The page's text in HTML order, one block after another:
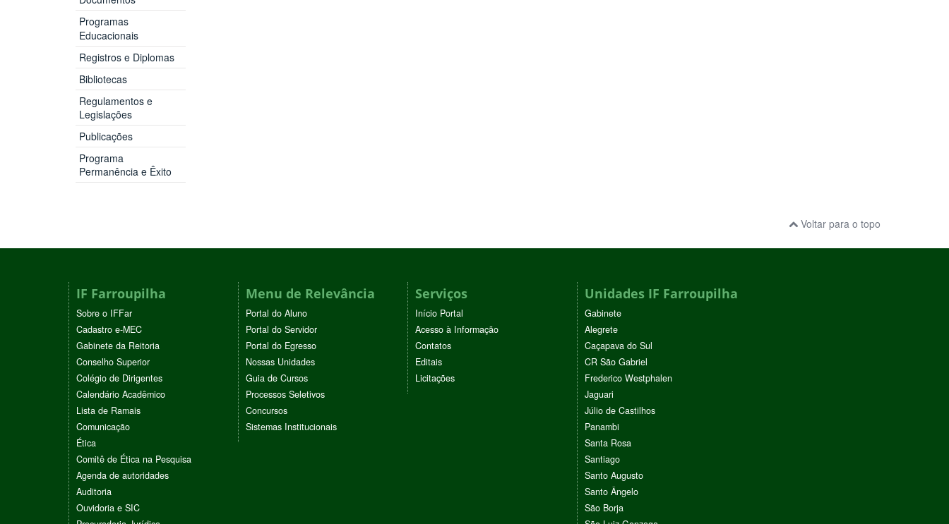
Programas
Educacionais
Registros e Diplomas
Bibliotecas
Regulamentos e
Legislações
Publicações
Programa
Permanência e Êxito
Voltar para o topo
IF Farroupilha
Sobre o IFFar
Cadastro e-MEC
Gabinete da Reitoria
Conselho Superior
Colégio de Dirigentes
Calendário Acadêmico
Lista de Ramais
Comunicação
Ética
Comitê de Ética na Pesquisa
Agenda de autoridades
Auditoria
Ouvidoria e SIC
Menu de Relevância
Portal do Aluno
Portal do Servidor
Portal do Egresso
Nossas Unidades
Guia de Cursos
Processos Seletivos
Concursos
Sistemas Institucionais
Serviços
Início Portal
Acesso à Informação
Contatos
Editais
Licitações
Unidades IF Farroupilha
Gabinete
Alegrete
Caçapava do Sul
CR São Gabriel
Frederico Westphalen
Jaguari
Júlio de Castilhos
Panambi
Santa Rosa
Santiago
Santo Augusto
Santo Ângelo
São Borja